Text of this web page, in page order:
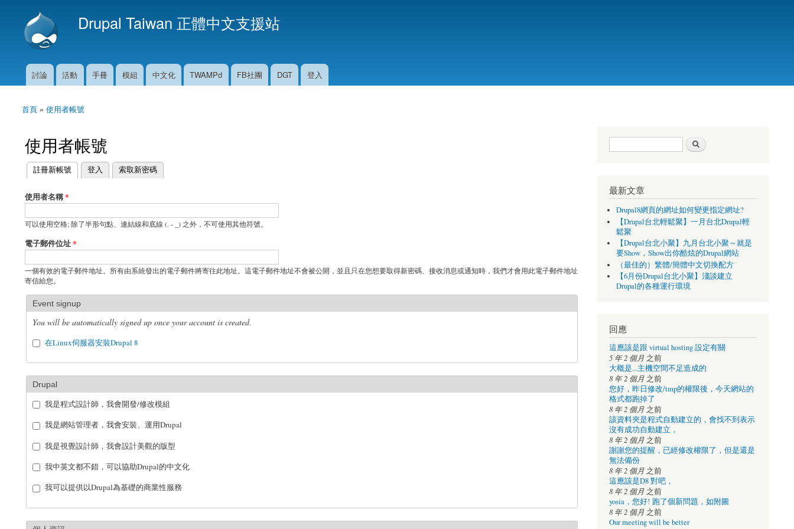
Drupal Taiwan 正體中文支援站
主選單
討論 活動 手冊 模組 中文化 TWAMPd FB社團 DGT 登入
您在這裡
首頁 » 使用者帳號
使用者帳號
主要索引標籤
註冊新帳號
(作用中頁籤) 登入 索取新密碼
使用者名稱*
可以使用空格; 除了半形句點、連結線和底線 (. - _) 之外，不可使用其他符號。
電子郵件位址*
一個有效的電子郵件地址。所有由系統發出的電子郵件將寄往此地址。這電子郵件地址不會被公開，並且只在您想要取得新密碼、接收消息或通知時，我們才會用此電子郵件地址
寄信給您。
Event signup
You will be automatically signed up once your account is created.
在Linux伺服器安裝Drupal 8
Drupal
我是程式設計師，我會開發/修改模組
我是網站管理者，我會安裝、運用Drupal
我是視覺設計師，我會設計美觀的版型
我中英文都不錯，可以協助Drupal的中文化
我可以提供以Drupal為基礎的商業性服務
搜尋表單
最新文章
Drupal8網頁的網址如何變更指定網址?
【Drupal台北輕鬆聚】一月台北Drupal輕
鬆聚
【Drupal台北小聚】九月台北小聚～就是
要Show，Show出你酷炫的Drupal網站
（最佳的）繁體/簡體中文切換配方
【6月份Drupal台北小聚】淺談建立
Drupal的各種運行環境
回應
這應該是跟 virtual hosting 設定有關
5 年 2 個月之前
大概是...主機空間不足造成的
8 年 2 個月之前
您好，昨日修改/tmp的權限後，今天網站的
格式都跑掉了
8 年 2 個月之前
該資料夾是程式自動建立的，會找不到表示
沒有成功自動建立，
8 年 2 個月之前
謝謝您的提醒，已經修改權限了，但是還是
無法備份
8 年 2 個月之前
這應該是D8 對吧，
8 年 2 個月之前
yosia，您好! 跑了個新問題，如附圖
8 年 2 個月之前
Our meeting will be better